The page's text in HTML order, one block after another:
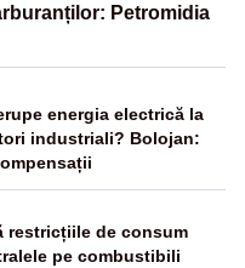
Petromidia
energia electrică la
industriali? Bolojan:
restricțiile de consum
pe combustibili